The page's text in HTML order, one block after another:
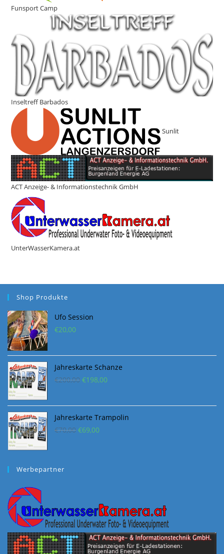
Funsport Camp
Inseltreff Barbados
Sunlit
ACT Anzeige- & Informationstechnik GmbH
UnterWasserKamera.at
Shop Produkte
Ufo Session
€20,00
Jahreskarte Schanze
€200,00 Ursprünglicher
war:
€200,00
€198,00Aktueller
ist:
€198,00.
Jahreskarte Trampolin
€70,00 Ursprünglicher
€69,00Aktueller
Werbepartner